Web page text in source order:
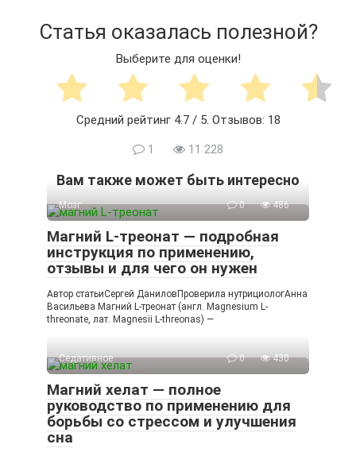
Статья оказалась полезной?
Выберите для оценки!
Средний рейтинг 4.7/ 5. Отзывов: 18
1 11 228
Вам также может быть интересно
Мозг 0 486
Магний L-треонат — подробная
инструкция по применению,
отзывы и для чего он нужен
Автор статьиСергей ДаниловПроверила нутрициологАнна
Васильева Магний L-треонат (англ. Magnesium L-
threonate, лат. Magnesii L-threonas) —
Седативное 0 430
Магний хелат — полное
руководство по применению для
борьбы со стрессом и улучшения
сна